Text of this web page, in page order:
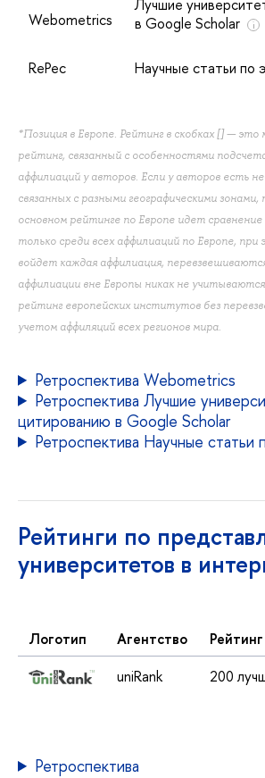
Webometrics
Лучшие
в Google Scholar
i
RePec Научные статьи по
*Позиция в Европе. Рейтинг в скобках [] —
рейтинг, связанный с особенностями
аффилиаций у авторов. Если у авторов есть
связанных с разными географическими
основном рейтинге по Европе идет
только среди всех аффилиаций по Европе,
войдет каждая аффилиация,
аффилиации вне Европы никак не
рейтинг европейских институтов без
учетом аффиляций всех регионов мира.
Ретроспектива Webometrics
Ретроспектива Лучшие
цитированию в Google Scholar
Ретроспектива Научные статьи
Рейтинги по
университетов в
Логотип Агентство
Рейтинг
uniRank
200
Ретроспектива